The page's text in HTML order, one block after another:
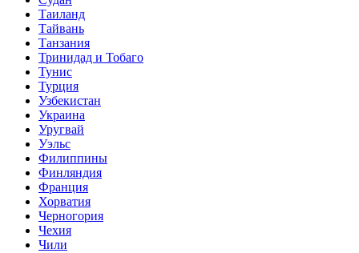
Таиланд
Тайвань
Танзания
Тринидад и Тобаго
Тунис
Турция
Узбекистан
Украина
Уругвай
Уэльс
Филиппины
Финляндия
Франция
Хорватия
Черногория
Чехия
Чили